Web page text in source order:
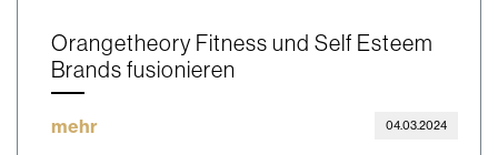
Orangetheory Fitness und Self Esteem
Brands fusionieren
mehr 04.03.2024